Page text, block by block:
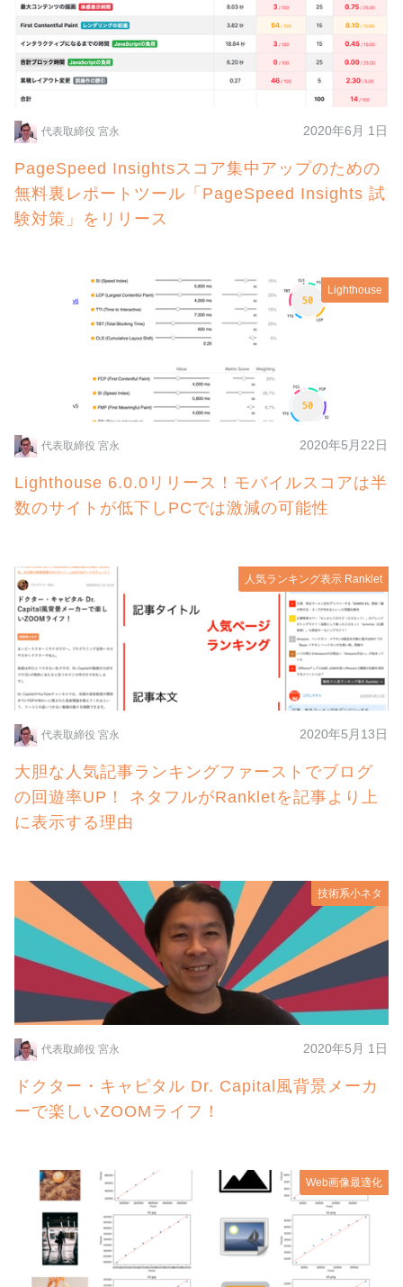
代表取締役 宮永 2020年6月 1日
PageSpeed Insightsスコア集中アップのための
無料裏レポートツール「PageSpeed Insights 試
験対策」をリリース
Lighthouse
代表取締役 宮永 2020年5月22日
Lighthouse 6.0.0リリース！モバイルスコアは半
数のサイトが低下しPCでは激減の可能性
人気ランキング表示 Ranklet
代表取締役 宮永 2020年5月13日
大胆な人気記事ランキングファーストでブログ
の回遊率UP！ ネタフルがRankletを記事より上
に表示する理由
技術系小ネタ
代表取締役 宮永 2020年5月 1日
ドクター・キャピタル Dr. Capital風背景メーカ
ーで楽しいZOOMライフ！
Web画像最適化